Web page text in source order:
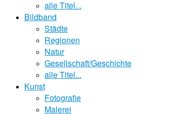
alle Titel...
Bildband
Städte
Regionen
Natur
Gesellschaft/Geschichte
alle Titel...
Kunst
Fotografie
Malerei